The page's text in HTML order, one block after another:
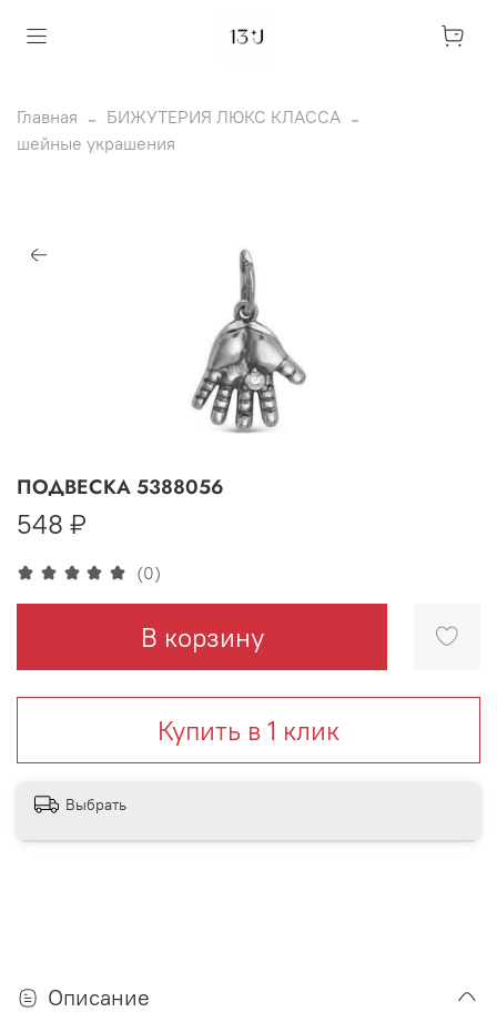
Главная
БИЖУТЕРИЯ ЛЮКС КЛАССА
шейные украшения
(0)
ПОДВЕСКА 5388056
548 ₽
В корзину
Купить в 1 клик
Выбрать
Описание